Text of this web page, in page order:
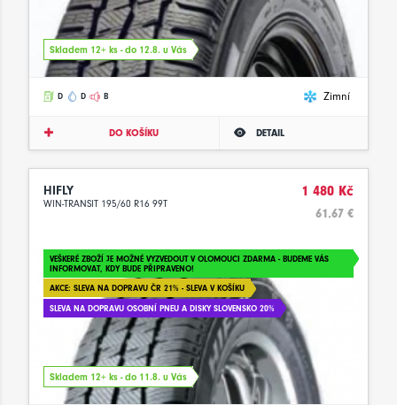
Skladem 12+ ks - do 12.8. u Vás
D D B Zimní
DO KOŠÍKU DETAIL
HIFLY
WIN-TRANSIT 195/60 R16 99T
1 480 Kč
61.67 €
VEŠKERÉ ZBOŽÍ JE MOŽNÉ VYZVEDOUT V OLOMOUCI ZDARMA - BUDEME VÁS
INFORMOVAT, KDY BUDE PŘIPRAVENO!
AKCE: SLEVA NA DOPRAVU ČR 21% - SLEVA V KOŠÍKU
SLEVA NA DOPRAVU OSOBNÍ PNEU A DISKY SLOVENSKO 20%
Skladem 12+ ks - do 11.8. u Vás